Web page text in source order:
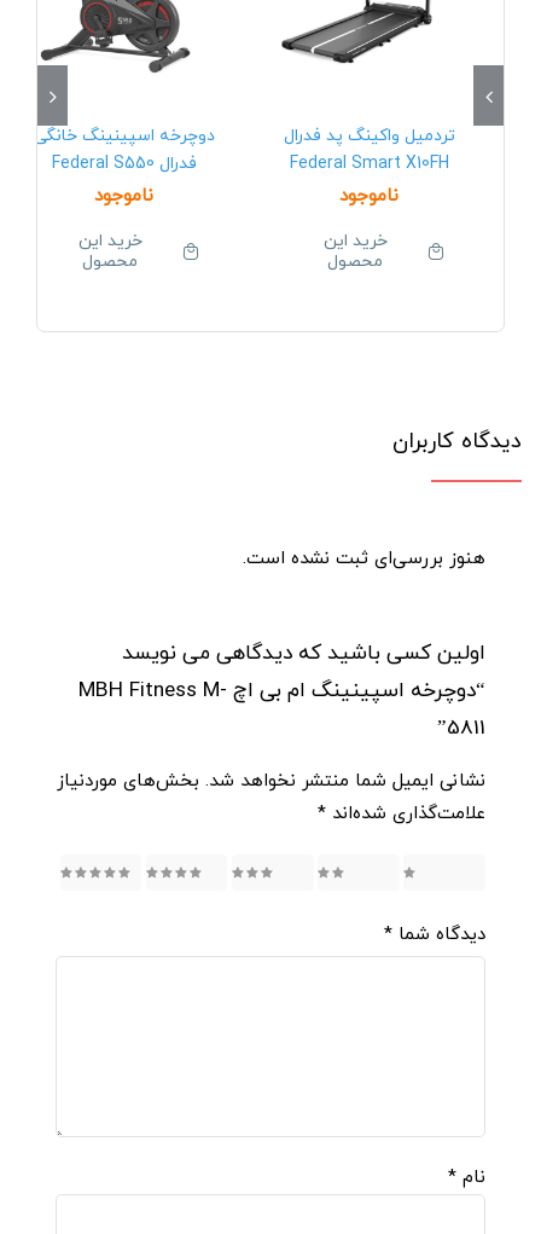
تردمیل واکینگ پد فدرال
Federal Smart X10FH
ناموجود
خرید این
محصول
دوچرخه اسپینینگ خانگی
فدرال Federal S550
ناموجود
خرید این
محصول
دیدگاه کاربران
هنوز بررسی‌ای ثبت نشده است.
اولین کسی باشید که دیدگاهی می نویسد
“دوچرخه اسپینینگ ام بی اچ MBH Fitness M-
5811”
نشانی ایمیل شما منتشر نخواهد شد. بخش‌های موردنیاز
علامت‌گذاری شده‌اند *
5
دیدگاه شما *
نام *